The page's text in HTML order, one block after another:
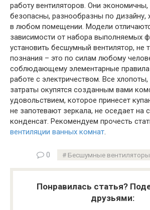
работу вентиляторов. Они
безопасны, разнообразны по дизайну,
в любом помещении. Модели
зависимости от набора выполняемых
установить бесшумный вентилятор, не
познания – это по силам любому
соблюдающему элементарные правила
работе с электричеством. Все
затраты окупятся созданным вами
удовольствием, которое принесет
не запотевают зеркала, не оседает на
конденсат. Рекомендуем прочесть
вентиляции ванных комнат.
0 Бесшумные
Понравилась статья?
друзьями: